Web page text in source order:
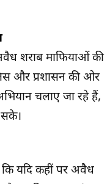
शराब माफियाओं की
और प्रशासन की ओर
चलाए जा रहे हैं,
सके।
कि यदि कहीं पर अवैध